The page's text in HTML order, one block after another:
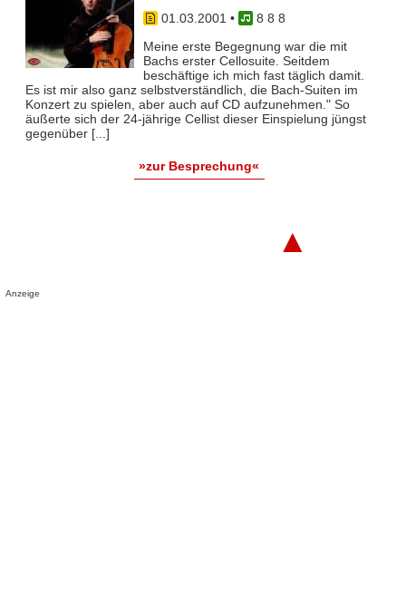
01.03.2001 •
8 8 8
Meine erste Begegnung war die mit
Bachs erster Cellosuite. Seitdem
beschäftige ich mich fast täglich damit.
Es ist mir also ganz selbstverständlich, die Bach-Suiten im
Konzert zu spielen, aber auch auf CD aufzunehmen." So
äußerte sich der 24-jährige Cellist dieser Einspielung jüngst
gegenüber [...]
»zur Besprechung«
▲
Anzeige